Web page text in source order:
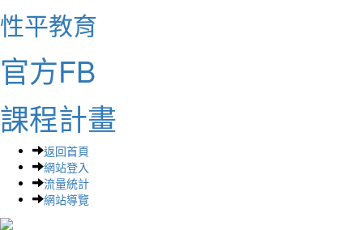
性平教育
官方FB
課程計畫
返回首頁
網站登入
流量統計
網站導覽